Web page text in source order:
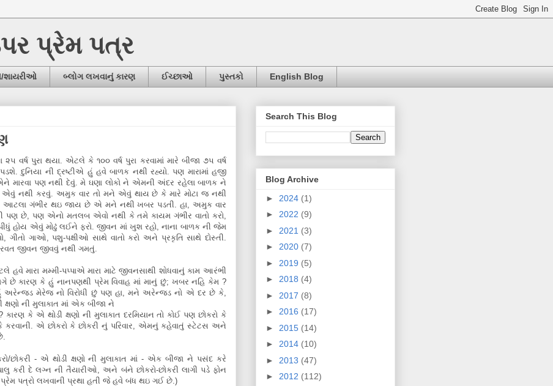
પ્રેમ પત્ર
શાયરીઓ બ્લોગ લખવાનું કારણ ઈચ્છાઓ પુસ્તકો English Blog
વર્ષ પુરા થયા. એટલે કે ૧૦૦ વર્ષ પુરા કરવામાં મારે બીજા ૭૫ વર્ષ
દુનિયા ની દ્રષ્ટીએ હું હવે બાળક નથી રહ્યો. પણ મારામાં હજી
પણ નથી દેવું. મે ઘણા લોકો ને એમની અંદર રહેલા બાળક ને
એવું નથી કરવું. અમુક વાર તો મને એવું થાય છે કે મારે મોટા જ નથી
આટલા ગંભીર થઇ જાય છે એ મને નથી ખબર પડતી. હા, અમુક વાર
છે, પણ એનો મતલબ એવો નથી કે તમે કાયમ ગંભીર વાતો કરો,
હોય એવું મોઢું લઈને ફરો. જીવન માં ખુશ રહો, નાના બાળક ની જેમ
ગીતો ગાઓ, પશુ-પક્ષીઓ સાથે વાતો કરો અને પ્રકૃતિ સાથે દોસ્તી.
જીવન જીવવું નથી ગમતું.
મારા મમ્મી-પપ્પાએ મારા માટે જીવનસાથી શોધવાનું કામ આરંભી
છે કારણ કે હું નાનપણથી પ્રેમ વિવાહ માં માનું છું; ખબર નહિ કેમ ?
મેરેજ નો વિરોધી છું પણ હા, મને અરેન્જડ નો એ દર છે કે,
ક્ષણો ની મુલાકાત માં એક બીજા ને
કે એ થોડી ક્ષણો ની મુલાકાત દરમિયાન તો કોઈ પણ છોકરો કે
કે કરવાની. એ છોકરો કે છોકરી નું પરિવાર, એમનું કહેવાતું સ્ટેટસ અને
- એ થોડી ક્ષણો ની મુલાકાત માં - એક બીજા ને પસંદ કરે
કરી દે લગ્ન ની તૈયારીઓ, અને બંને છોકરો-છોકરી લાગી પડે ફોન
પ્રેમ પત્રો લખવાની પ્રથા હતી જે હવે બંધ થઇ ગઈ છે.)
Search This Blog
Blog Archive
► 2024 (1)
► 2022 (9)
► 2021 (3)
► 2020 (7)
► 2019 (5)
► 2018 (4)
► 2017 (8)
► 2016 (17)
► 2015 (14)
► 2014 (10)
► 2013 (47)
► 2012 (112)